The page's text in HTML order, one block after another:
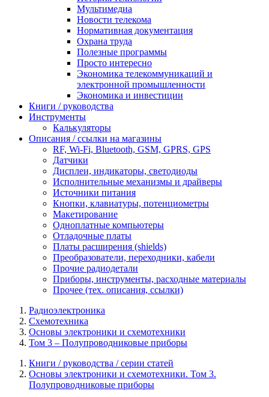
Мультимедиа
Новости телекома
Нормативная документация
Охрана труда
Полезные программы
Просто интересно
Экономика телекоммуникаций и
электронной промышленности
Экономика и инвестиции
Книги / руководства
Инструменты
Калькуляторы
Описания / ссылки на магазины
RF, Wi-Fi, Bluetooth, GSM, GPRS, GPS
Датчики
Дисплеи, индикаторы, светодиоды
Исполнительные механизмы и драйверы
Источники питания
Кнопки, клавиатуры, потенциометры
Макетирование
Одноплатные компьютеры
Отладочные платы
Платы расширения (shields)
Преобразователи, переходники, кабели
Прочие радиодетали
Приборы, инструменты, расходные материалы
Прочее (тех. описания, ссылки)
Радиоэлектроника
Схемотехника
Основы электроники и схемотехники
Том 3 – Полупроводниковые приборы
Книги / руководства / серии статей
Основы электроники и схемотехники. Том 3.
Полупроводниковые приборы